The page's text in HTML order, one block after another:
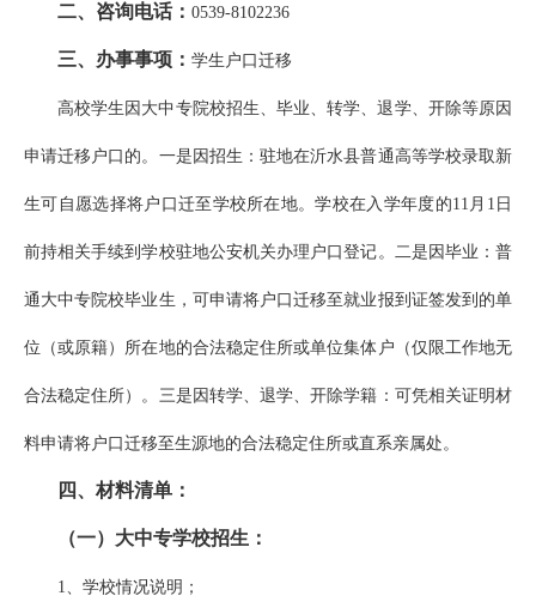
二、咨询电话： 0539-8102236
三、办事事项： 学生户口迁移
高校学生因大中专院校招生、毕业、转学、退学、开除等原因
申请迁移户口的。一是因招生：驻地在沂水县普通高等学校录取新
生可自愿选择将户口迁至学校所在地。学校在入学年度的11月1日
前持相关手续到学校驻地公安机关办理户口登记。二是因毕业：普
通大中专院校毕业生，可申请将户口迁移至就业报到证签发到的单
位（或原籍）所在地的合法稳定住所或单位集体户（仅限工作地无
合法稳定住所）。三是因转学、退学、开除学籍：可凭相关证明材
料申请将户口迁移至生源地的合法稳定住所或直系亲属处。
四、材料清单：
（一）大中专学校招生：
1、学校情况说明；